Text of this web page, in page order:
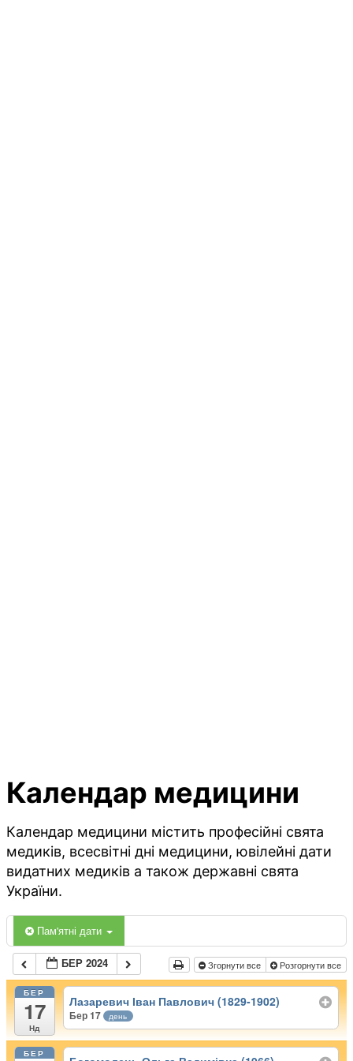
Календар медицини
Календар медицини містить професійні свята
медиків, всесвітні дні медицини, ювілейні дати
видатних медиків а також державні свята
України.
Пам'ятні дати
БЕР 2024 Згорнути все Розгорнути все
БЕР
17
Нд
Лазаревич Іван Павлович (1829-1902)
Бер 17 день
БЕР